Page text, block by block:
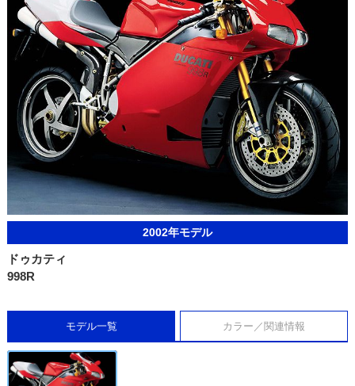
2002年モデル
ドゥカティ
998R
モデル一覧 カラー／関連情報